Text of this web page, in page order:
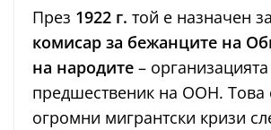
През 1922 г. той е назначен за
комисар за бежанците на
на народите – организацията
предшественик на ООН. Това
огромни мигрантски кризи